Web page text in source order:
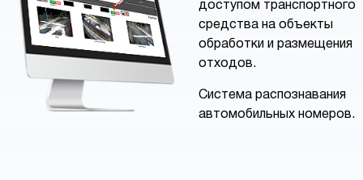
доступом транспортного
средства на объекты
обработки и размещения
отходов.
Система распознавания
автомобильных номеров.